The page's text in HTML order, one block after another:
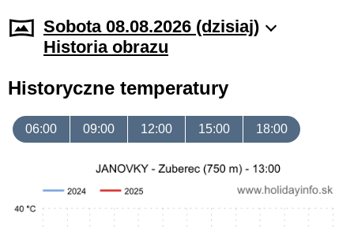
Sobota 08.08.2026 (dzisiaj)
Historia obrazu
Historyczne temperatury
06:00 09:00 12:00 15:00 18:00